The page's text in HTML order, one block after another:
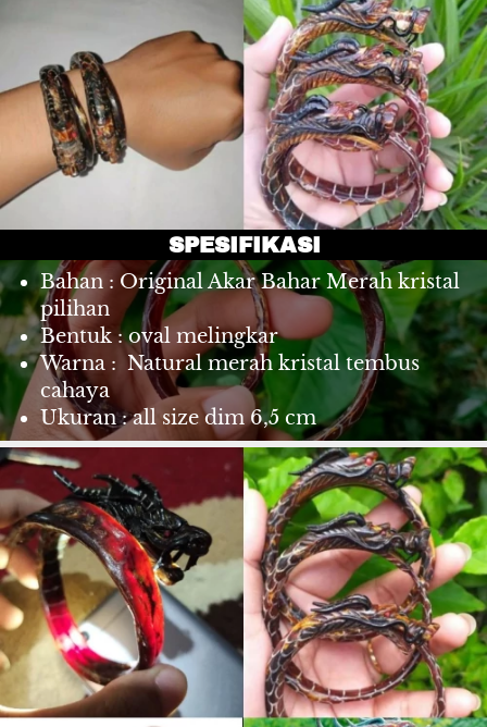
SPESIFIKASI
Bahan : Original Akar Bahar Merah kristal
pilihan
Bentuk : oval melingkar
Warna :  Natural merah kristal tembus
cahaya
Ukuran : all size dim 6,5 cm